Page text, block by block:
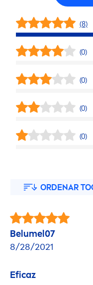
(8)
(0)
(0)
(0)
(0)
ORDENAR
Belumel07
8/28/2021
Eficaz